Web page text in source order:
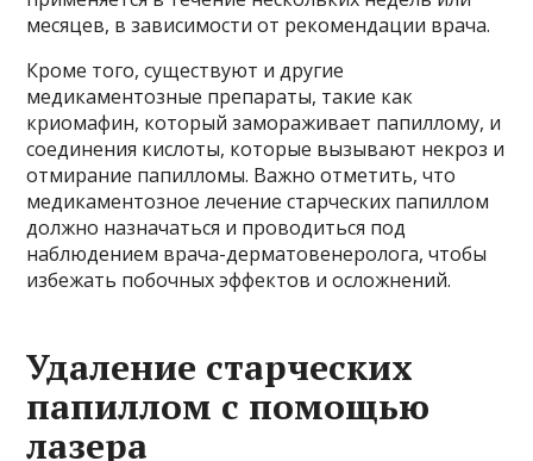
месяцев, в зависимости от рекомендации врача.
Кроме того, существуют и другие
медикаментозные препараты, такие как
криомафин, который замораживает папиллому, и
соединения кислоты, которые вызывают некроз и
отмирание папилломы. Важно отметить, что
медикаментозное лечение старческих папиллом
должно назначаться и проводиться под
наблюдением врача-дерматовенеролога, чтобы
избежать побочных эффектов и осложнений.
Удаление старческих
папиллом с помощью
лазера